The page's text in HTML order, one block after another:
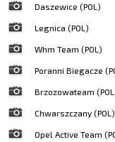
Daszewice (POL)
Legnica (POL)
Whm Team (POL)
Poranni Biegacze
Brzozowateam
Chwarszczany (POL)
Opel Active Team